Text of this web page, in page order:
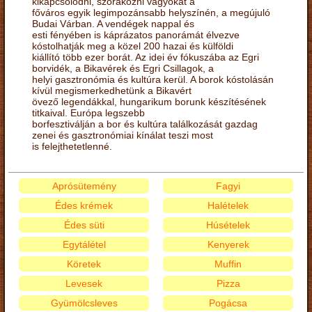
főváros egyik legimpozánsabb helyszínén, a megújuló
Budai Várban. A vendégek nappal és
esti fényében is káprázatos panorámát élvezve
kóstolhatják meg a közel 200 hazai és külföldi
kiállító több ezer borát. Az idei év fókuszába az Egri
borvidék, a Bikavérek és Egri Csillagok, a
helyi gasztronómia és kultúra kerül. A borok kóstolásán
kívül megismerkedhetünk a Bikavért
övező legendákkal, hungarikum borunk készítésének
titkaival. Európa legszebb
borfesztiválján a bor és kultúra találkozását gazdag
zenei és gasztronómiai kínálat teszi most
is felejthetetlenné.
Aprósütemény
Édes krémek
Édes süti
Egytálétel
Fagyi
Halételek
Húsételek
Kenyerek
Köretek
Levesek
Gyümölcsleves
Muffin
Pizza
Pogácsa